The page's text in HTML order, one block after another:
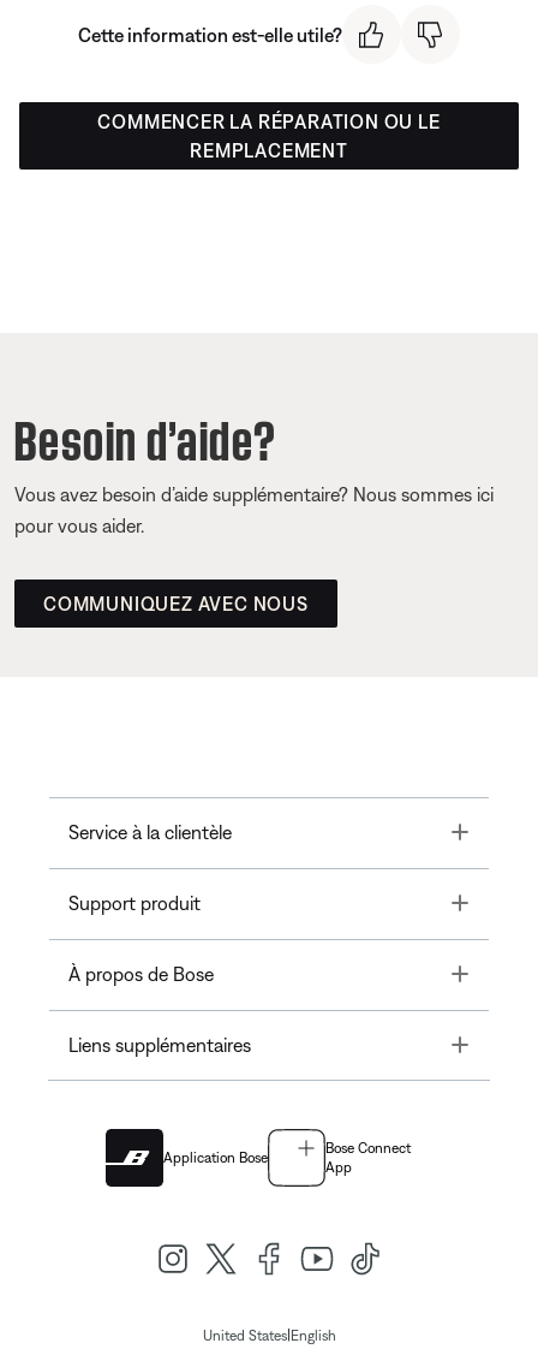
Cette information est-elle utile?
COMMENCER LA RÉPARATION OU LE
REMPLACEMENT
Besoin d’aide?
Vous avez besoin d’aide supplémentaire? Nous sommes ici
pour vous aider.
COMMUNIQUEZ AVEC NOUS
Service à la clientèle Toggle
Support produit Toggle
À propos de Bose Toggle
Liens supplémentaires Toggle
Application Bose
Bose Connect
App
United States| English